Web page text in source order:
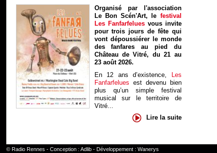
Organisé par l'association
Le Bon Scén'Art, le festival
Les Fanfarfelues vous invite
pour trois jours de fête qui
vont dépoussiérer le monde
des fanfares au pied du
Château de Vitré, du 21 au
23 août 2026.
En 12 ans d’existence, Les
Fanfarfelues est devenu bien
plus qu’un simple festival
musical sur le territoire de
Vitré...
Lire la suite
© Radio Rennes - Conception : Adlib- Développement : Wanerys